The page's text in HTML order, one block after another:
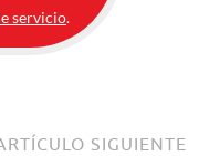
servicio.
SIGUIENTE